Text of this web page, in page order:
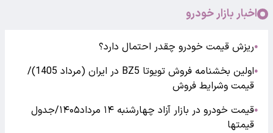
اخبار بازار خودرو
●ریزش قیمت خودرو چقدر احتمال دارد؟
●
اولین بخشنامه فروش تویوتا BZ5 در ایران (مرداد 1405)/
قیمت وشرایط فروش
●
قیمت خودرو در بازار آزاد چهارشنبه ۱۴ مرداد۱۴۰۵/جدول
قیمتها